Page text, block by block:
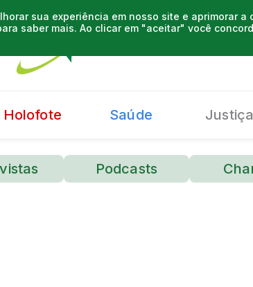
sua experiência em nosso site e aprimorar
saber mais. Ao clicar em "aceitar" você
Holofote Saúde Justiça
Podcasts